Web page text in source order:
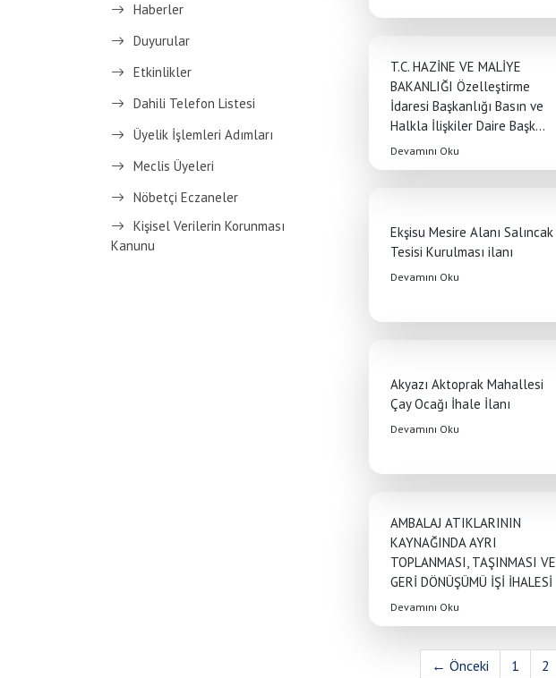
Haberler
Duyurular
Etkinlikler
Dahili Telefon Listesi
Üyelik İşlemleri Adımları
Meclis Üyeleri
Nöbetçi Eczaneler
Kişisel Verilerin Korunması
Kanunu
T.C. HAZİNE VE MALİYE
BAKANLIĞI Özelleştirme
İdaresi Başkanlığı Basın ve
Halkla İlişkiler Daire Başk...
Devamını Oku
Ekşisu Mesire Alanı Salıncak
Tesisi Kurulması ilanı
Devamını Oku
Akyazı Aktoprak Mahallesi
Çay Ocağı İhale İlanı
Devamını Oku
AMBALAJ ATIKLARININ
KAYNAĞINDA AYRI
TOPLANMASI, TAŞINMASI VE
GERİ DÖNÜŞÜMÜ İŞİ İHALESİ
Devamını Oku
← Önceki 1 2